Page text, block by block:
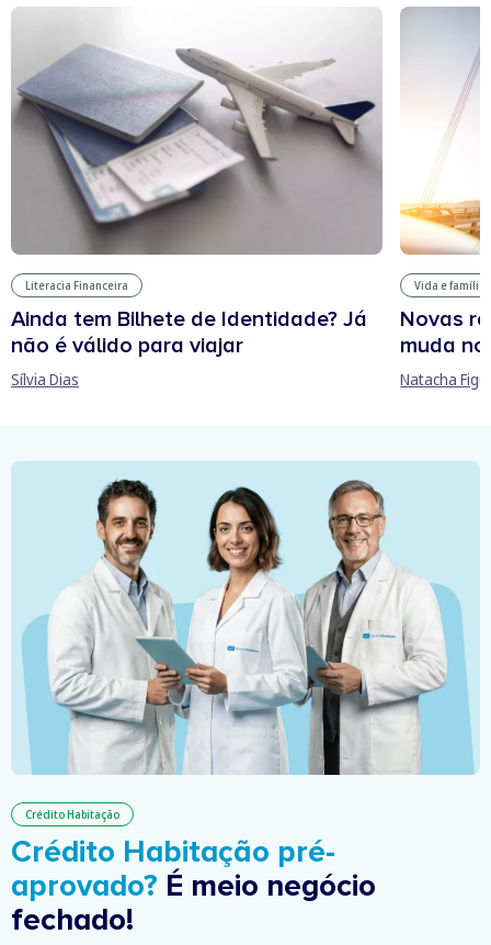
Literacia Financeira
Ainda tem Bilhete de Identidade? Já
não é válido para viajar
Sílvia Dias
Vida e família
Novas
muda
Natacha
Crédito Habitação
Crédito Habitação pré-
aprovado? É meio negócio
fechado!